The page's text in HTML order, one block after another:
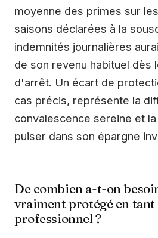
moyenne des primes sur
saisons déclarées à la
indemnités journalières
de son revenu habituel dès
d'arrêt. Un écart de
cas précis, représente la
convalescence sereine et
puiser dans son épargne
De combien a-t-on
vraiment protégé en
professionnel ?